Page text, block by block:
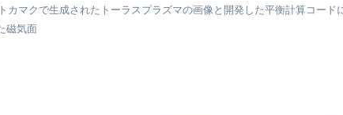
カマクで生成されたトーラスプラズマの画像と開発した平衡計算コード
磁気面